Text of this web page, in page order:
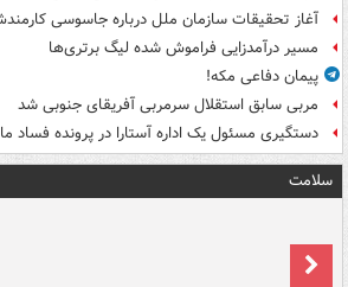
آغاز تحقیقات سازمان ملل درباره جاسوسی
مسیر درآمدزایی فراموش شده لیگ برتری‌ها
پیمان دفاعی مکه!
مربی سابق استقلال سرمربی آفریقای جنوبی شد
دستگیری مسئول یک اداره آستارا در پرونده فساد
سلامت